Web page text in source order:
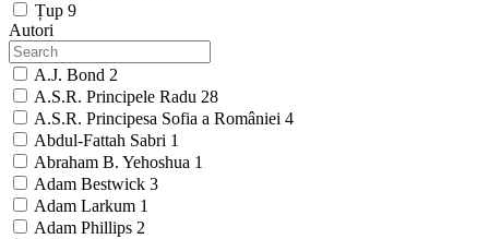
Țup 9
Autori
A.J. Bond 2
A.S.R. Principele Radu 28
A.S.R. Principesa Sofia a României 4
Abdul-Fattah Sabri 1
Abraham B. Yehoshua 1
Adam Bestwick 3
Adam Larkum 1
Adam Phillips 2